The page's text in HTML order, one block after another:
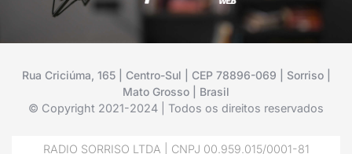
Rua Criciúma, 165 | Centro-Sul | CEP 78896-069 | Sorriso |
Mato Grosso | Brasil
© Copyright 2021-2024 | Todos os direitos reservados
RADIO SORRISO LTDA | CNPJ 00.959.015/0001-81